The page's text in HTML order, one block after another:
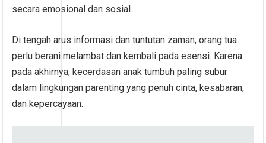
secara emosional dan sosial.
Di tengah arus informasi dan tuntutan zaman, orang tua
perlu berani melambat dan kembali pada esensi. Karena
pada akhirnya, kecerdasan anak tumbuh paling subur
dalam lingkungan parenting yang penuh cinta, kesabaran,
dan kepercayaan.